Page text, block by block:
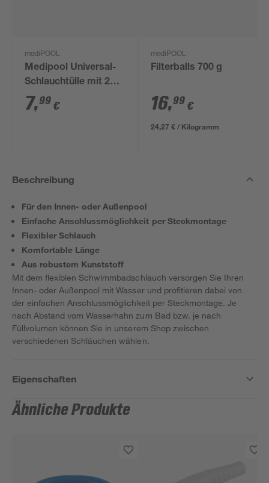
mediPOOL
Medipool Universal-
Schlauchtülle mit 2
Schellen Ø 32 und 38
mm
7,99 €
mediPOOL
Filterballs 700 g
16,99 €
24,27 € / Kilogramm
Beschreibung
Für den Innen- oder Außenpool
Einfache Anschlussmöglichkeit per Steckmontage
Flexibler Schlauch
Komfortable Länge
Aus robustem Kunststoff
Mit dem flexiblen Schwimmbadschlauch versorgen Sie Ihren
Innen- oder Außenpool mit Wasser und profitieren dabei von
der einfachen Anschlussmöglichkeit per Steckmontage. Je
nach Abstand vom Wasserhahn zum Bad bzw. je nach
Füllvolumen können Sie in unserem Shop zwischen
verschiedenen Schläuchen wählen.
Eigenschaften
Ähnliche Produkte